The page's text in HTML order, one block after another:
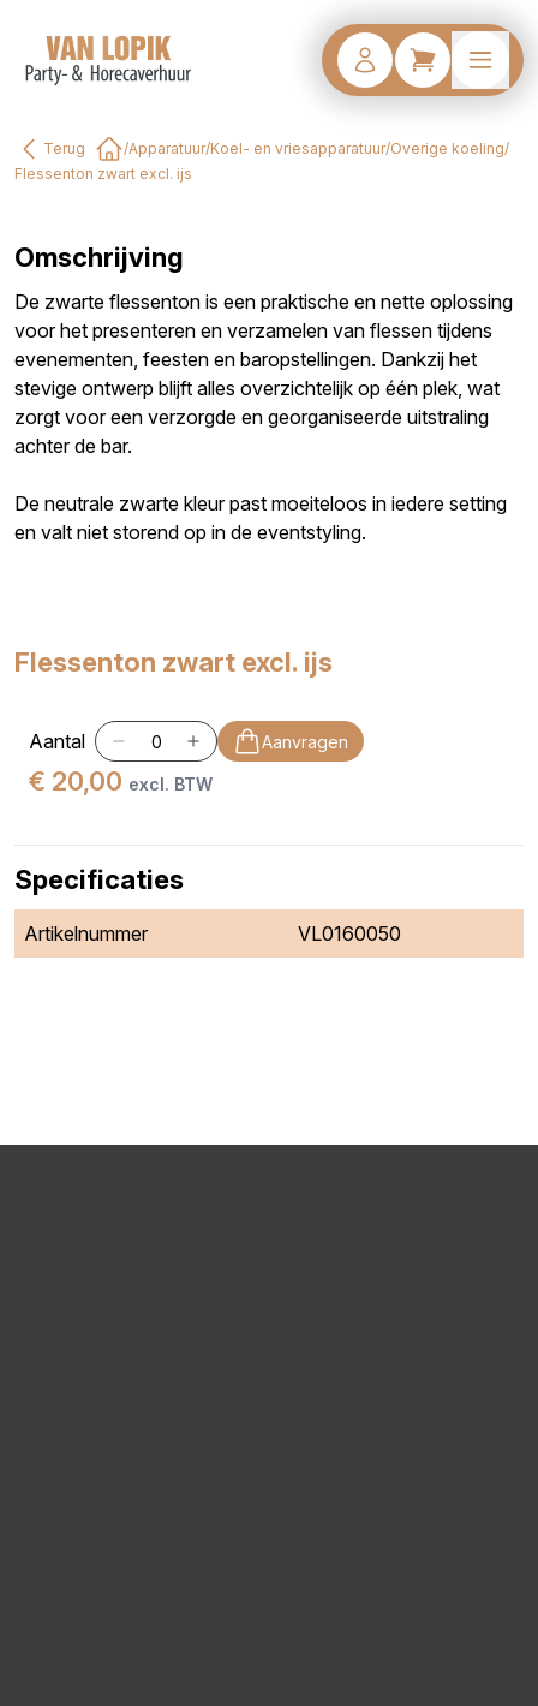
Terug
Home
/Apparatuur/Koel- en vriesapparatuur/Overige koeling/
Flessenton zwart excl. ijs
Omschrijving
De zwarte flessenton is een praktische en nette oplossing
voor het presenteren en verzamelen van flessen tijdens
evenementen, feesten en baropstellingen. Dankzij het
stevige ontwerp blijft alles overzichtelijk op één plek, wat
zorgt voor een verzorgde en georganiseerde uitstraling
achter de bar.
De neutrale zwarte kleur past moeiteloos in iedere setting
en valt niet storend op in de eventstyling.
Flessenton zwart excl. ijs
Aantal Aanvragen
€ 20,00 excl. BTW
Specificaties
Artikelnummer VL0160050